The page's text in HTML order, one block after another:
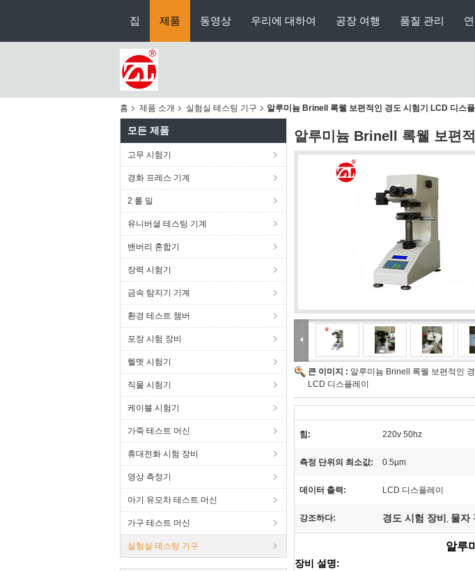
집 제품 동영상 우리에 대하여 공장 여행 품질 관리
홈 제품 소개 실험실 테스팅 기구 알루미늄 Brinell 록웰 보편적인 경도 시험기 LCD 디스플
모든 제품
고무 시험기
경화 프레스 기계
2 롤 밀
유니버셜 테스팅 기계
밴버리 혼합기
장력 시험기
금속 탐지기 기계
환경 테스트 챔버
포장 시험 장비
헬멧 시험기
직물 시험기
케이블 시험기
가죽 테스트 머신
휴대전화 시험 장비
영상 측정기
아기 유모차 테스트 머신
가구 테스트 머신
실험실 테스팅 기구
알루미늄 Brinell 록웰 보편
큰 이미지 : 알루미늄 Brinell 록웰 보편적인 경
LCD 디스플레이
힘: 220v 50hz
측정 단위의 최소값: 0.5μm
데이터 출력: LCD 디스플레이
강조하다: 경도 시험 장비 , 물자
알루
장비 설명: